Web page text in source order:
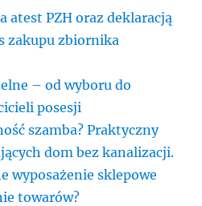
atest PZH oraz deklaracją
zakupu zbiornika
– od wyboru do
posesji
szamba? Praktyczny
dom bez kanalizacji.
wyposażenie sklepowe
towarów?